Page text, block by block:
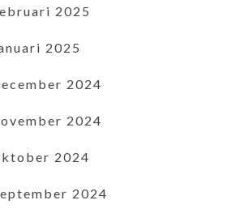
2025
2025
2024
2024
2024
2024